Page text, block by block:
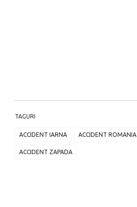
TAGURI
ACCIDENT IARNA ACCIDENT ROMANIA
ACCIDENT ZAPADA